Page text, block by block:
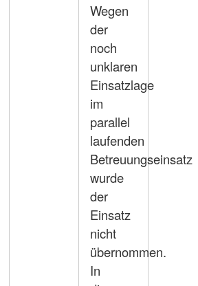
Wegen
der
noch
unklaren
Einsatzlage
im
parallel
laufenden
Betreuungseinsatz
wurde
der
Einsatz
nicht
übernommen.
In